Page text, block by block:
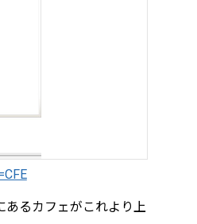
あるカフェがこれより上